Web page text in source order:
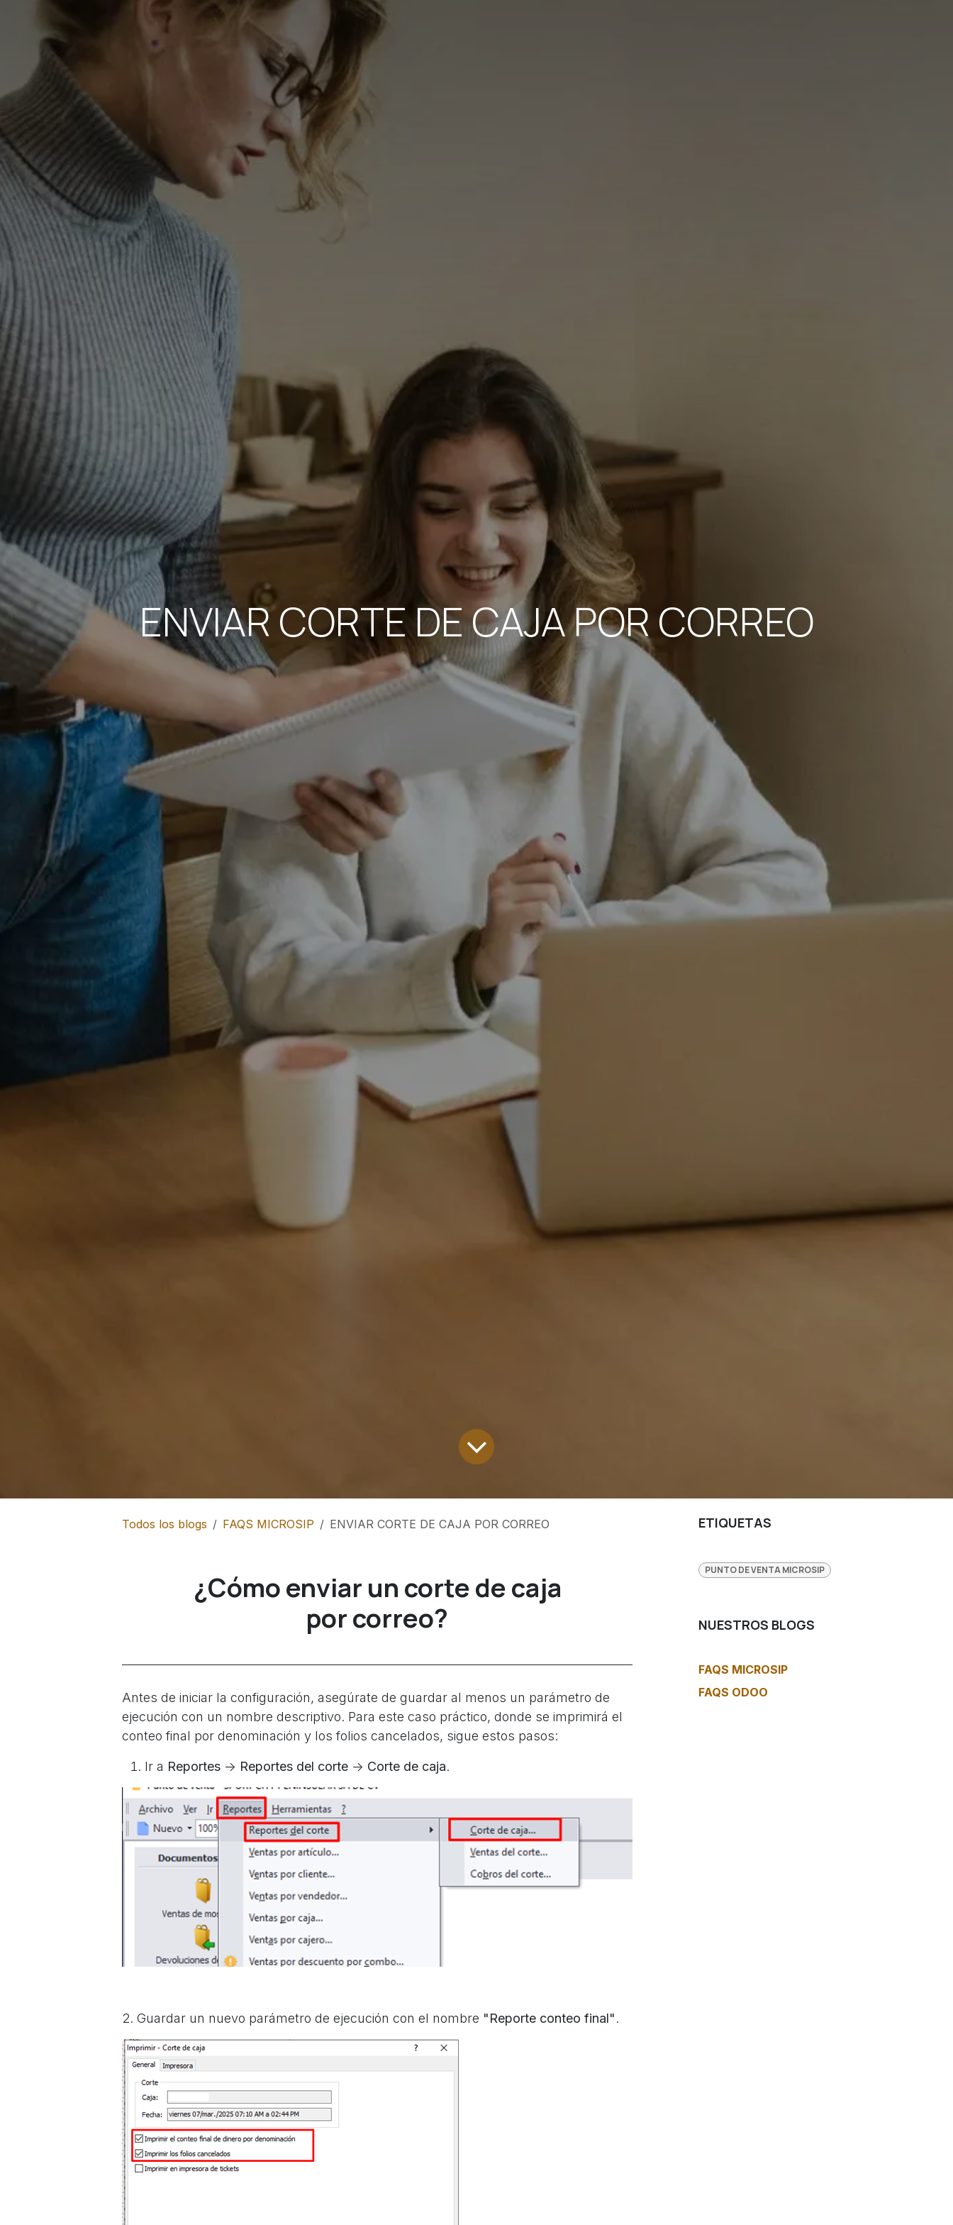
ENVIAR CORTE DE CAJA POR CORREO
Todos los blogs FAQS MICROSIP ENVIAR CORTE DE CAJA POR CORREO
¿Cómo enviar un corte de caja
por correo?
Antes de iniciar la configuración, asegúrate de guardar al menos un parámetro de
ejecución con un nombre descriptivo. Para este caso práctico, donde se imprimirá el
conteo final por denominación y los folios cancelados, sigue estos pasos:
Ir a Reportes -> Reportes del corte -> Corte de caja.
2. Guardar un nuevo parámetro de ejecución con el nombre "Reporte conteo final".
ETIQUETAS
PUNTO DE VENTA MICROSIP
NUESTROS BLOGS
FAQS MICROSIP
FAQS ODOO